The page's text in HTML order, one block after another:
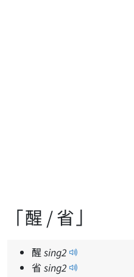
「醒 / 省」
醒 sing2
省 sing2